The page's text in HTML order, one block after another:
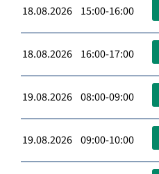
18.08.2026 15:00-16:00
18.08.2026 16:00-17:00
19.08.2026 08:00-09:00
19.08.2026 09:00-10:00